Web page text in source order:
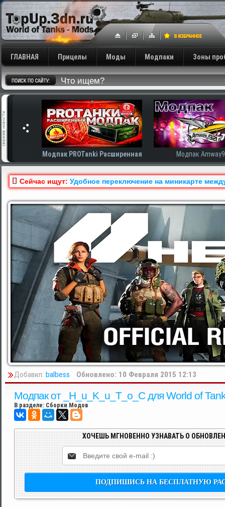
ГЛАВНАЯ Прицелы Моды Модпаки Зоны
Модпак Amway921 Модпак
Сейчас ищут: Удобное переключение на миникарте
Добавил: balbess Обновлено: 10 Февраля 2015 12:13
Модпак от _H_u_K_u_T_o_C для World of
В разделе: Сборки Модов
ХОЧЕШЬ МГНОВЕННО УЗНАВАТЬ О